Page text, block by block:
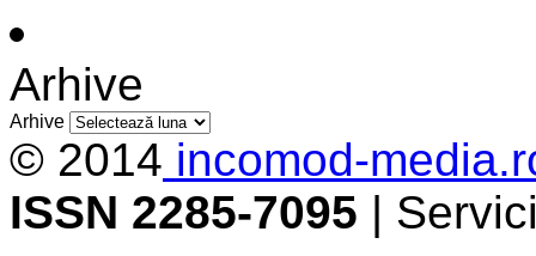
Arhive
Arhive
© 2014 incomod-
ISSN 2285-7095 |